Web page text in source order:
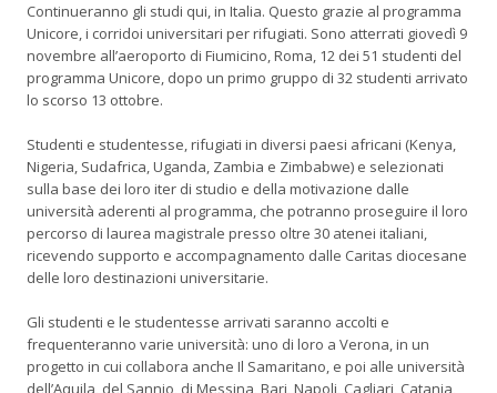
Continueranno gli studi qui, in Italia. Questo grazie al programma
Unicore, i corridoi universitari per rifugiati. Sono atterrati giovedì 9
novembre all’aeroporto di Fiumicino, Roma, 12 dei 51 studenti del
programma Unicore, dopo un primo gruppo di 32 studenti arrivato
lo scorso 13 ottobre.
Studenti e studentesse, rifugiati in diversi paesi africani (Kenya,
Nigeria, Sudafrica, Uganda, Zambia e Zimbabwe) e selezionati
sulla base dei loro iter di studio e della motivazione dalle
università aderenti al programma, che potranno proseguire il loro
percorso di laurea magistrale presso oltre 30 atenei italiani,
ricevendo supporto e accompagnamento dalle Caritas diocesane
delle loro destinazioni universitarie.
Gli studenti e le studentesse arrivati saranno accolti e
frequenteranno varie università: uno di loro a Verona, in un
progetto in cui collabora anche Il Samaritano, e poi alle università
dell’Aquila, del Sannio, di Messina, Bari, Napoli, Cagliari, Catania,